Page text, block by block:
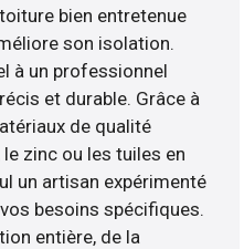
bien entretenue
son isolation.
à un professionnel
et durable. Grâce à
de qualité
zinc ou les tuiles en
un artisan expérimenté
besoins spécifiques.
entière, de la